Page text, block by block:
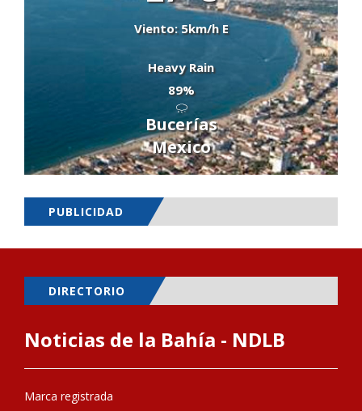
Viento: 5km/h E
Heavy Rain
89%
Bucerías
Mexico
PUBLICIDAD
DIRECTORIO
Noticias de la Bahía - NDLB
Marca registrada